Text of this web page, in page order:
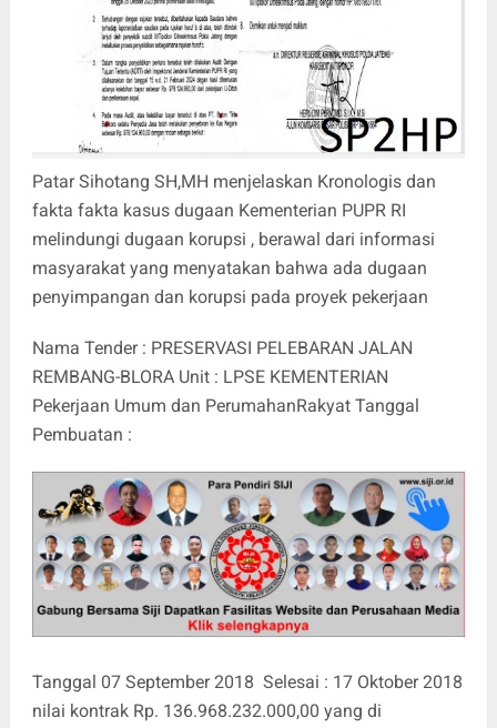
Patar Sihotang SH,MH menjelaskan Kronologis dan
fakta fakta kasus dugaan Kementerian PUPR RI
melindungi dugaan korupsi , berawal dari informasi
masyarakat yang menyatakan bahwa ada dugaan
penyimpangan dan korupsi pada proyek pekerjaan
Nama Tender : PRESERVASI PELEBARAN JALAN
REMBANG-BLORA Unit : LPSE KEMENTERIAN
Pekerjaan Umum dan PerumahanRakyat Tanggal
Pembuatan :
Tanggal 07 September 2018 Selesai : 17 Oktober 2018
nilai kontrak Rp. 136.968.232.000,00 yang di